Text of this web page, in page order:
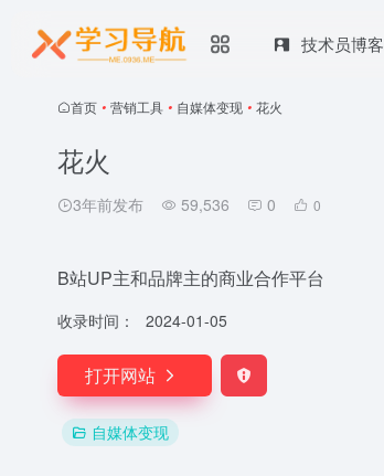
技术员博客
首页 • 营销工具 • 自媒体变现 • 花火
花火
3年前发布 59,536 0 0
B站UP主和品牌主的商业合作平台
收录时间： 2024-01-05
打开网站
自媒体变现